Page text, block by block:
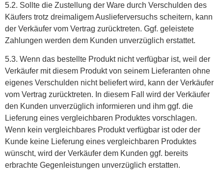
5.2. Sollte die Zustellung der Ware durch Verschulden des
Käufers trotz dreimaligem Auslieferversuchs scheitern, kann
der Verkäufer vom Vertrag zurücktreten. Ggf. geleistete
Zahlungen werden dem Kunden unverzüglich erstattet.
5.3. Wenn das bestellte Produkt nicht verfügbar ist, weil der
Verkäufer mit diesem Produkt von seinem Lieferanten ohne
eigenes Verschulden nicht beliefert wird, kann der Verkäufer
vom Vertrag zurücktreten. In diesem Fall wird der Verkäufer
den Kunden unverzüglich informieren und ihm ggf. die
Lieferung eines vergleichbaren Produktes vorschlagen.
Wenn kein vergleichbares Produkt verfügbar ist oder der
Kunde keine Lieferung eines vergleichbaren Produktes
wünscht, wird der Verkäufer dem Kunden ggf. bereits
erbrachte Gegenleistungen unverzüglich erstatten.